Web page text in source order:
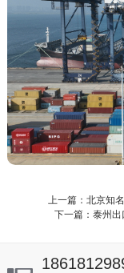
上一篇：北京知
下一篇：泰州